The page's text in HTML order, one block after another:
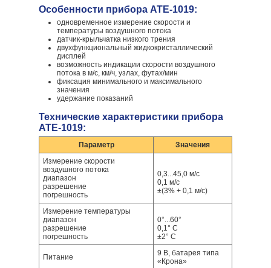
Особенности прибора АТЕ-1019:
одновременное измерение скорости и
температуры воздушного потока
датчик-крыльчатка низкого трения
двухфункциональный жидкокристаллический
дисплей
возможность индикации скорости воздушного
потока в м/с, км/ч, узлах, футах/мин
фиксация минимального и максимального
значения
удержание показаний
Технические характеристики прибора
АТЕ-1019:
Параметр
Значения
Измерение скорости
воздушного потока
диапазон
разрешение
погрешность
0,3...45,0 м/с
0,1 м/с
±(3% + 0,1 м/с)
Измерение температуры
диапазон
разрешение
погрешность
0°...60°
0,1° С
±2° С
Питание
9 В, батарея типа
«Крона»